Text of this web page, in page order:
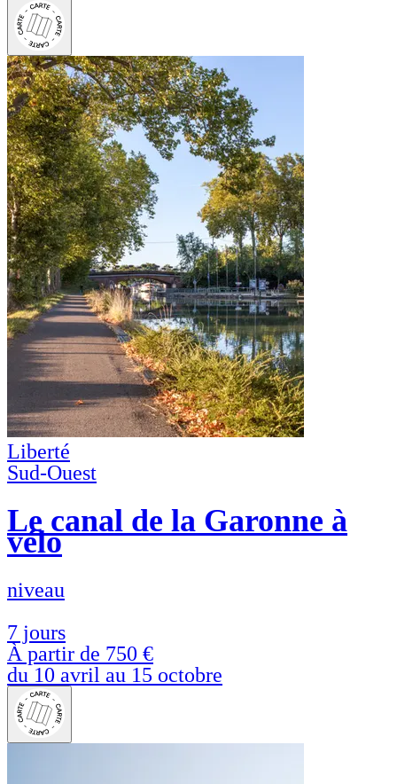
Liberté
Sud-Ouest
Le canal de la Garonne à
vélo
niveau
7 jours
À partir de 750 €
du 10 avril au 15 octobre